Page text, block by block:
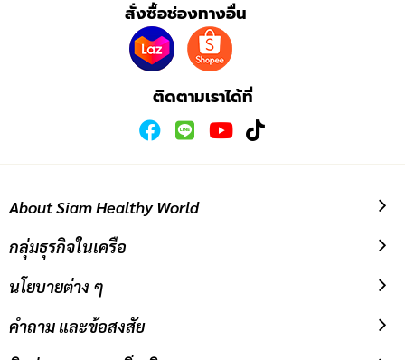
สั่งซื้อช่องทางอื่น
ติดตามเราได้ที่
About Siam Healthy World
กลุ่มธุรกิจในเครือ
นโยบายต่าง ๆ
คำถาม และข้อสงสัย